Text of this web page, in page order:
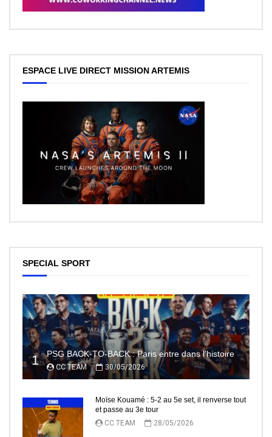
ESPACE LIVE DIRECT MISSION ARTEMIS
SPECIAL SPORT
1 PSG BACK-TO-BACK : Paris entre dans l’histoire
CC TEAM 30/05/2026
Moïse Kouamé : 5-2 au 5e set, il renverse tout
et passe au 3e tour
CC TEAM
28/05/2026